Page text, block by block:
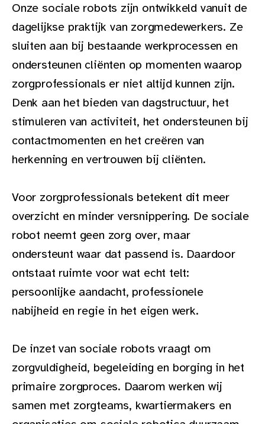
Onze sociale robots zijn ontwikkeld vanuit de
dagelijkse praktijk van zorgmedewerkers. Ze
sluiten aan bij bestaande werkprocessen en
ondersteunen cliënten op momenten waarop
zorgprofessionals er niet altijd kunnen zijn.
Denk aan het bieden van dagstructuur, het
stimuleren van activiteit, het ondersteunen bij
contactmomenten en het creëren van
herkenning en vertrouwen bij cliënten.
Voor zorgprofessionals betekent dit meer
overzicht en minder versnippering. De sociale
robot neemt geen zorg over, maar
ondersteunt waar dat passend is. Daardoor
ontstaat ruimte voor wat echt telt:
persoonlijke aandacht, professionele
nabijheid en regie in het eigen werk.
De inzet van sociale robots vraagt om
zorgvuldigheid, begeleiding en borging in het
primaire zorgproces. Daarom werken wij
samen met zorgteams, kwartiermakers en